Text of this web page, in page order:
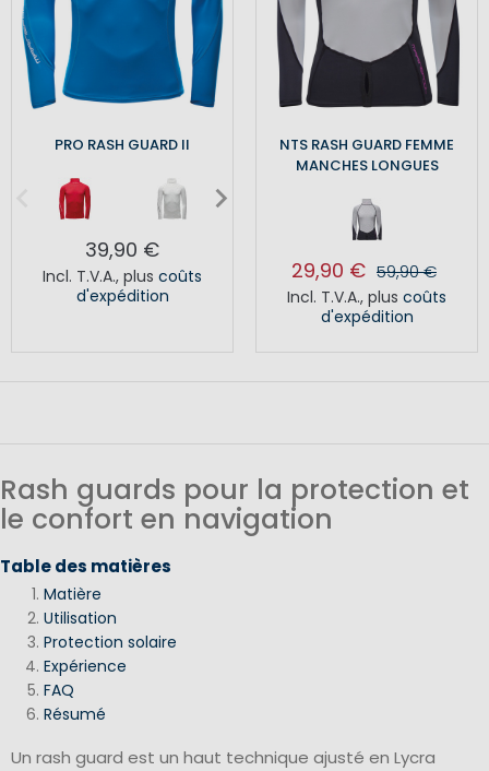
PRO RASH GUARD II
39,90 €
Incl. T.V.A., plus coûts
d'expédition
NTS RASH GUARD FEMME
MANCHES LONGUES
29,90 € 59,90 €
Incl. T.V.A., plus coûts
d'expédition
Rash guards pour la protection et
le confort en navigation
Table des matières
Matière
Utilisation
Protection solaire
Expérience
FAQ
Résumé
Un rash guard est un haut technique ajusté en Lycra